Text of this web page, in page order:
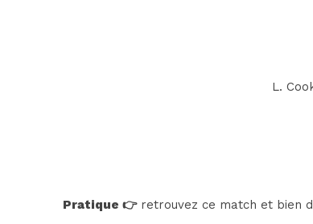
L.
Pratique 👉retrouvez ce match et bien